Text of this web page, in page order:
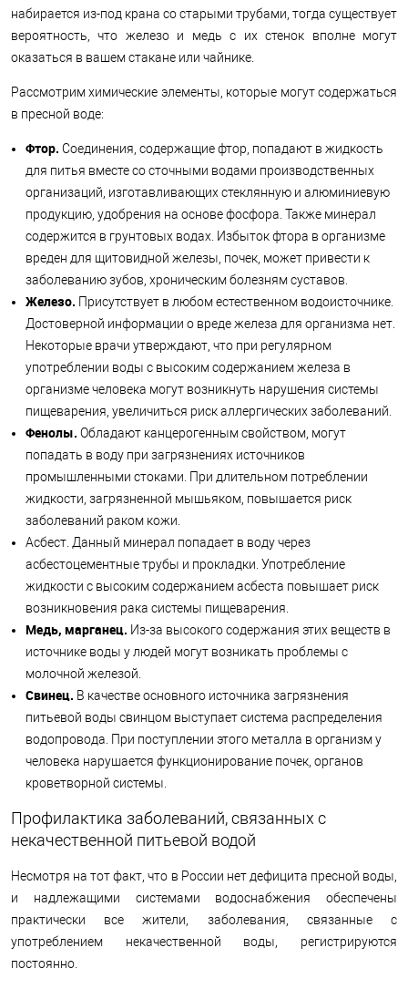
набирается из-под крана со старыми трубами, тогда существует
вероятность, что железо и медь с их стенок вполне могут
оказаться в вашем стакане или чайнике.
Рассмотрим химические элементы, которые могут содержаться
в пресной воде:
Фтор. Соединения, содержащие фтор, попадают в жидкость
для питья вместе со сточными водами производственных
организаций, изготавливающих стеклянную и алюминиевую
продукцию, удобрения на основе фосфора. Также минерал
содержится в грунтовых водах. Избыток фтора в организме
вреден для щитовидной железы, почек, может привести к
заболеванию зубов, хроническим болезням суставов.
Железо. Присутствует в любом естественном водоисточнике.
Достоверной информации о вреде железа для организма нет.
Некоторые врачи утверждают, что при регулярном
употреблении воды с высоким содержанием железа в
организме человека могут возникнуть нарушения системы
пищеварения, увеличиться риск аллергических заболеваний.
Фенолы. Обладают канцерогенным свойством, могут
попадать в воду при загрязнениях источников
промышленными стоками. При длительном потреблении
жидкости, загрязненной мышьяком, повышается риск
заболеваний раком кожи.
Асбест. Данный минерал попадает в воду через
асбестоцементные трубы и прокладки. Употребление
жидкости с высоким содержанием асбеста повышает риск
возникновения рака системы пищеварения.
Медь, марганец. Из-за высокого содержания этих веществ в
источнике воды у людей могут возникать проблемы с
молочной железой.
Свинец. В качестве основного источника загрязнения
питьевой воды свинцом выступает система распределения
водопровода. При поступлении этого металла в организм у
человека нарушается функционирование почек, органов
кроветворной системы.
Профилактика заболеваний, связанных с
некачественной питьевой водой
Несмотря на тот факт, что в России нет дефицита пресной воды,
и надлежащими системами водоснабжения обеспечены
практически все жители, заболевания, связанные с
употреблением некачественной воды, регистрируются
постоянно.